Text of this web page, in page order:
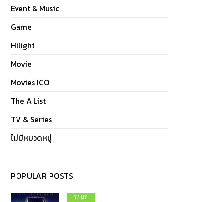
Event & Music
Game
Hilight
Movie
Movies ICO
The A List
TV & Series
ไม่มีหมวดหมู่
POPULAR POSTS
GAME